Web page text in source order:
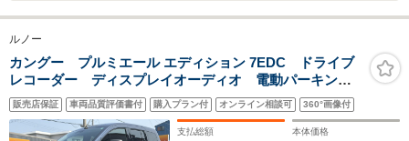
ルノー
カングー プルミエール エディション 7EDC ドライブ
レコーダー ディスプレイオーディオ 電動パーキング
ブレーキ ETC バックカメラ ナビ クリアランスソ
ナー クルーズコントロール キーフリー 衝突被害軽減
システム LEDヘッドランプ
販売店保証 車両品質評価書付 購入プラン付 オンライン相談可 360°画像付
支払総額 本体価格